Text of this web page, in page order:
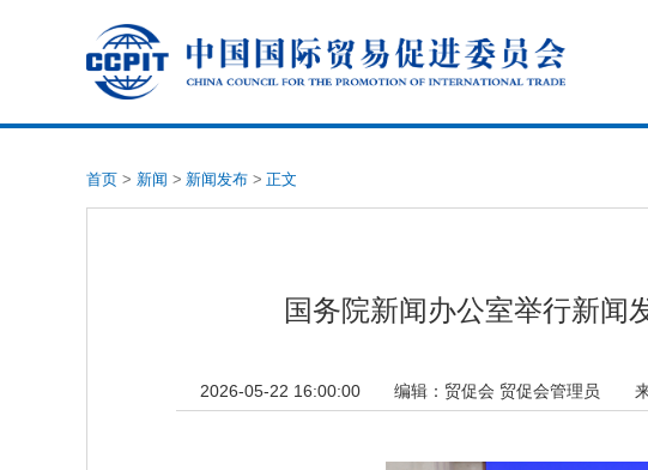
首页 > 新闻 > 新闻发布 > 正文
国务院新闻办公室举行新闻
2026-05-22 16:00:00 编辑： 贸促会 贸促会管理员